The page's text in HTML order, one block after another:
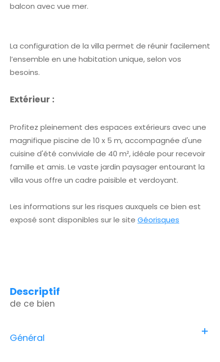
balcon avec vue mer.
La configuration de la villa permet de réunir facilement
l’ensemble en une habitation unique, selon vos
besoins.
Extérieur :
Profitez pleinement des espaces extérieurs avec une
magnifique piscine de 10 x 5 m, accompagnée d'une
cuisine d'été conviviale de 40 m², idéale pour recevoir
famille et amis. Le vaste jardin paysager entourant la
villa vous offre un cadre paisible et verdoyant.
Les informations sur les risques auxquels ce bien est
exposé sont disponibles sur le site Géorisques
descriptif
de ce bien
Général